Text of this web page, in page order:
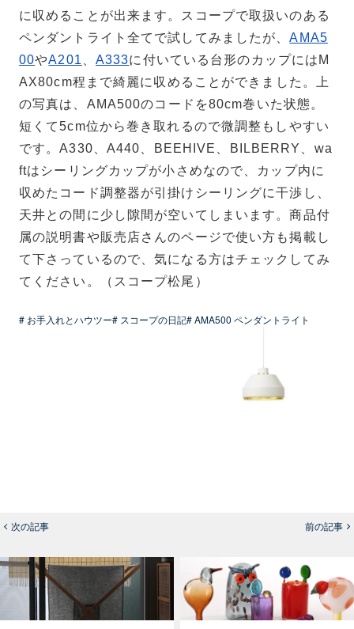
に収めることが出来ます。スコープで取扱いのある
ペンダントライト全てで試してみましたが、AMA5
00やA201、 A333に付いている台形のカップにはM
AX80cm程まで綺麗に収めることができました。上
の写真は、AMA500のコードを80cm巻いた状態。
短くて5cm位から巻き取れるので微調整もしやすい
です。A330、A440、BEEHIVE、BILBERRY、wa
ftはシーリングカップが小さめなので、カップ内に
収めたコード調整器が引掛けシーリングに干渉し、
天井との間に少し隙間が空いてしまいます。商品付
属の説明書や販売店さんのページで使い方も掲載し
て下さっているので、気になる方はチェックしてみ
てください。（スコープ松尾）
# お手入れとハウツー# スコープの日記# AMA500 ペンダントライト
次の記事 前の記事